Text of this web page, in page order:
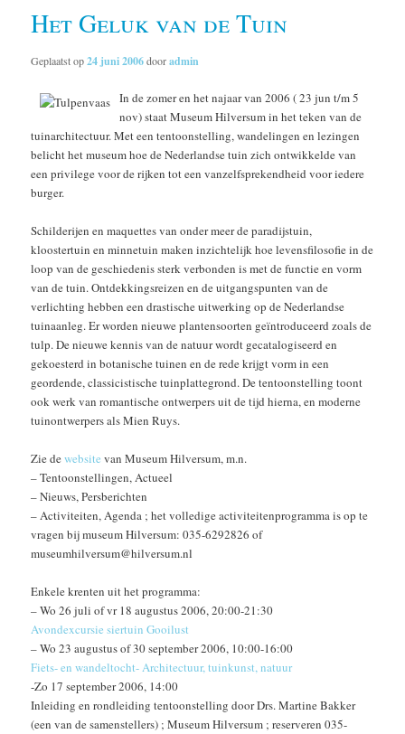
Het Geluk van de Tuin
Geplaatst op24 juni 2006dooradmin
In de zomer en het najaar van 2006 ( 23 jun t/m 5
nov) staat Museum Hilversum in het teken van de
tuinarchitectuur. Met een tentoonstelling, wandelingen en lezingen
belicht het museum hoe de Nederlandse tuin zich ontwikkelde van
een privilege voor de rijken tot een vanzelfsprekendheid voor iedere
burger.
Schilderijen en maquettes van onder meer de paradijstuin,
kloostertuin en minnetuin maken inzichtelijk hoe levensfilosofie in de
loop van de geschiedenis sterk verbonden is met de functie en vorm
van de tuin. Ontdekkingsreizen en de uitgangspunten van de
verlichting hebben een drastische uitwerking op de Nederlandse
tuinaanleg. Er worden nieuwe plantensoorten geïntroduceerd zoals de
tulp. De nieuwe kennis van de natuur wordt gecatalogiseerd en
gekoesterd in botanische tuinen en de rede krijgt vorm in een
geordende, classicistische tuinplattegrond. De tentoonstelling toont
ook werk van romantische ontwerpers uit de tijd hierna, en moderne
tuinontwerpers als Mien Ruys.
Zie dewebsite van Museum Hilversum, m.n.
– Tentoonstellingen, Actueel
– Nieuws, Persberichten
– Activiteiten, Agenda ; het volledige activiteitenprogramma is op te
vragen bij museum Hilversum: 035-6292826 of
museumhilversum@hilversum.nl
Enkele krenten uit het programma:
– Wo 26 juli of vr 18 augustus 2006, 20:00-21:30
Avondexcursie siertuin Gooilust
– Wo 23 augustus of 30 september 2006, 10:00-16:00
Fiets- en wandeltocht- Architectuur, tuinkunst, natuur
-Zo 17 september 2006, 14:00
Inleiding en rondleiding tentoonstelling door Drs. Martine Bakker
(een van de samenstellers) ; Museum Hilversum ; reserveren 035-